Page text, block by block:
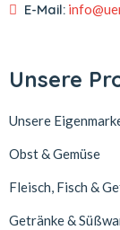
E-Mail:
Unsere
Unsere
Obst & Gemüse
Fleisch, Fisch &
Getränke &